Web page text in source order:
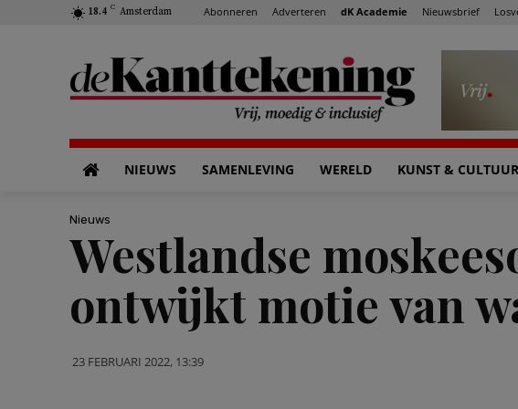
18.4 C Amsterdam Abonneren Adverteren dK Academie Nieuwsbrief
NIEUWS SAMENLEVING WERELD KUNST & CULTUUR
Nieuws
Westlandse
ontwijkt motie van
23 FEBRUARI 2022, 13:39